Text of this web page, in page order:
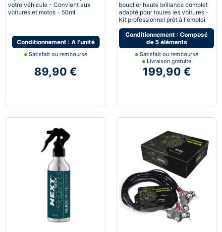
votre véhicule - Convient aux
voitures et motos - 50ml
Conditionnement : A l'unité
Satisfait ou remboursé
89,90 €
bouclier haute brillance complet
adapté pour toutes les voitures -
Kit professionnel prêt à l'emploi
Conditionnement : Composé
de 5 éléments
Satisfait ou remboursé
Livraison gratuite
199,90 €